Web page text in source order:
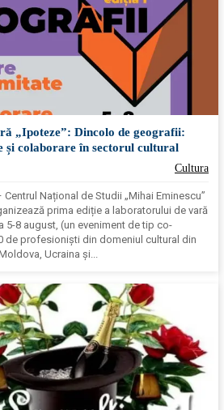
„Ipoteze”: Dincolo de geografii:
și colaborare în sectorul cultural
Cultura
Național de Studii „Mihai Eminescu”
prima ediție a laboratorului de vară
5-8 august, (un eveniment de tip co-
de profesioniști din domeniul cultural din
Ucraina și...